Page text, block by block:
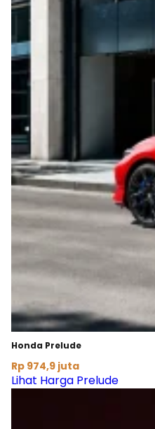
Honda Prelude
Rp 974,9 juta
Lihat Harga Prelude